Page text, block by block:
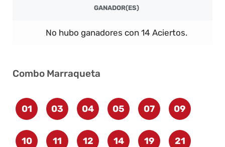
GANADOR(ES)
No hubo ganadores con 14 Aciertos.
Combo Marraqueta
01 03 04 05 07 09
10 11 12 14 19 21